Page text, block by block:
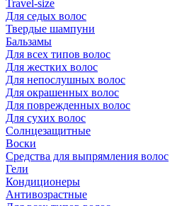
Travel-size
Для седых волос
Твердые шампуни
Бальзамы
Для всех типов волос
Для жестких волос
Для непослушных волос
Для окрашенных волос
Для поврежденных волос
Для сухих волос
Солнцезащитные
Воски
Средства для выпрямления волос
Гели
Кондиционеры
Антивозрастные